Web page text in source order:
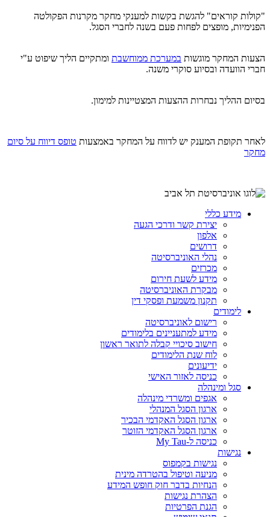
"קולות קוראים" להגשת בקשות למענקי מחקר מקרנות הפקולטה
הפנימיות, מופצים לפחות פעם בשנה לחברי הסגל.
הצעות המחקר מוגשות במערכת ממוחשבת ומתקיים הליך שיפוט ע"י
חברי הוועדה ובסיוע סוקרי משנה.
בסיום ההליך נבחרות ההצעות המצטיינות למימון.
לאחר תקופת המענק יש לדווח על המחקר באמצעות טופס דיווח על סיום
מחקר
מידע כללי
יצירת קשר ודרכי הגעה
אלפון
דרושים
נהלי האוניברסיטה
מכרזים
מידע לשעת חירום
מבקרת האוניברסיטה
תקנון משמעת ופסקי דין
לימודים
רישום לאוניברסיטה
מידע למתעניינים בלימודים
חישוב סיכויי קבלה לתואר ראשון
לוח שנת הלימודים
ידיעונים
כניסה לאזור האישי
סגל ומינהלה
אגפים ומשרדי מינהלה
ארגון הסגל המנהלי
ארגון הסגל האקדמי הבכיר
ארגון הסגל האקדמי הזוטר
כניסה ל-My Tau
נגישות
נגישות בקמפוס
מניעה וטיפול בהטרדה מינית
הנחיות בדבר חוק חופש המידע
הצהרת נגישות
הגנת הפרטיות